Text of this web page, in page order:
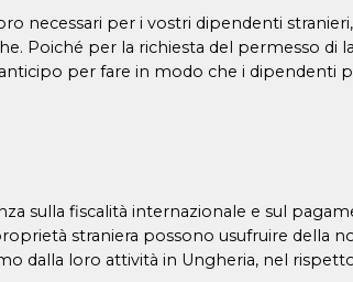
necessari per i vostri dipendenti
Poiché per la richiesta del permesso di
per fare in modo che i dipendenti
sulla fiscalità internazionale e sul
straniera possono usufruire della
dalla loro attività in Ungheria, nel